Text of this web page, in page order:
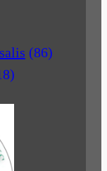
(86)